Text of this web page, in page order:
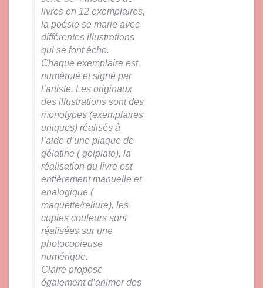
livres en 12 exemplaires,
la poésie se marie avec
différentes illustrations
qui se font écho.
Chaque exemplaire est
numéroté et signé par
l’artiste. Les originaux
des illustrations sont des
monotypes (exemplaires
uniques) réalisés à
l’aide d’une plaque de
gélatine ( gelplate), la
réalisation du livre est
entièrement manuelle et
analogique (
maquette/reliure), les
copies couleurs sont
réalisées sur une
photocopieuse
numérique.
Claire propose
également d’animer des